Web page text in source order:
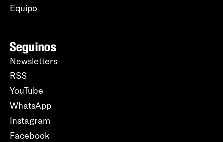
Equipo
Seguinos
Newsletters
RSS
YouTube
WhatsApp
Instagram
Facebook